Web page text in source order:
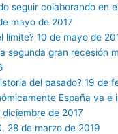
seguir colaborando en
mayo de 2017
límite? 10 de mayo de
segunda gran recesión
del pasado? 19 de
España va e
de 2017
28 de marzo de 2019